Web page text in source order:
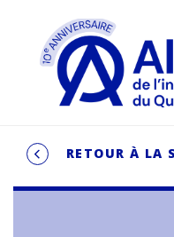
RETOUR À LA